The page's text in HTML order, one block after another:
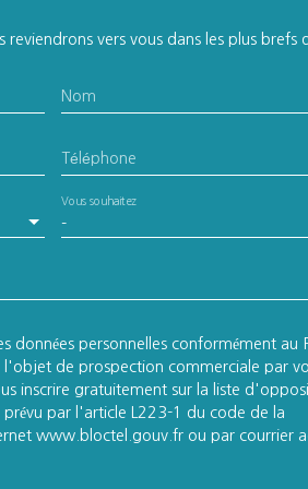
vers vous dans les plus brefs
Nom
Téléphone
-
Vous souhaitez
données personnelles conformément au
l'objet de prospection commerciale par
inscrire gratuitement sur la liste
prévu par l'article L223-1 du code de la
www.bloctel.gouv.fr ou par courrier